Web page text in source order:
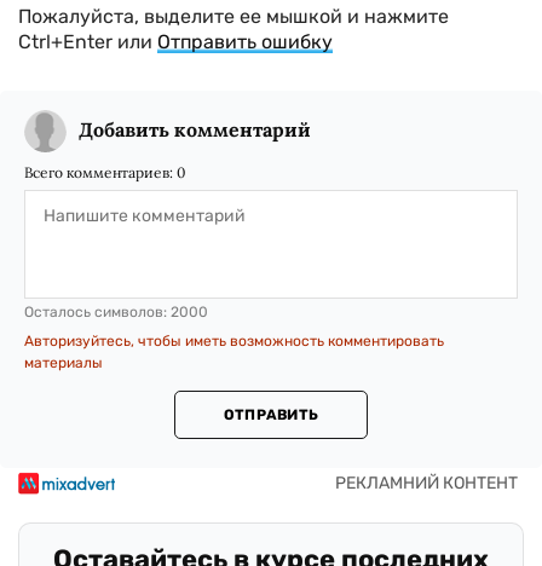
Пожалуйста, выделите ее мышкой и нажмите
Ctrl+Enter или Отправить ошибку
Добавить комментарий
Всего комментариев: 0
Осталось символов: 2000
Авторизуйтесь, чтобы иметь возможность комментировать
материалы
ОТПРАВИТЬ
Оставайтесь в курсе последних